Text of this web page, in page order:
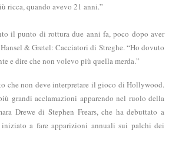
ricca, quando avevo 21 anni.”
il punto di rottura due anni fa, poco dopo aver
& Gretel: Cacciatori di Streghe. “Ho dovuto
e dire che non volevo più quella merda.”
che non deve interpretare il gioco di Hollywood.
grandi acclamazioni apparendo nel ruolo della
Drewe di Stephen Frears, che ha debuttato a
iniziato a fare apparizioni annuali sui palchi dei